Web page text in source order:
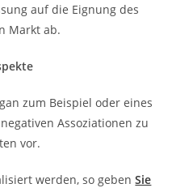
auf die Eignung des
Markt ab.
zum Beispiel oder eines
Assoziationen zu
vor.
werden, so gebenSie